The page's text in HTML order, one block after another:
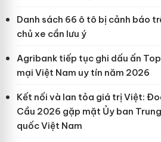
Danh sách 66 ô tô bị cảnh báo
chủ xe cần lưu ý
Agribank tiếp tục ghi dấu ấn
mại Việt Nam uy tín năm 2026
Kết nối và lan tỏa giá trị Việt:
Cầu 2026 gặp mặt Ủy ban
quốc Việt Nam